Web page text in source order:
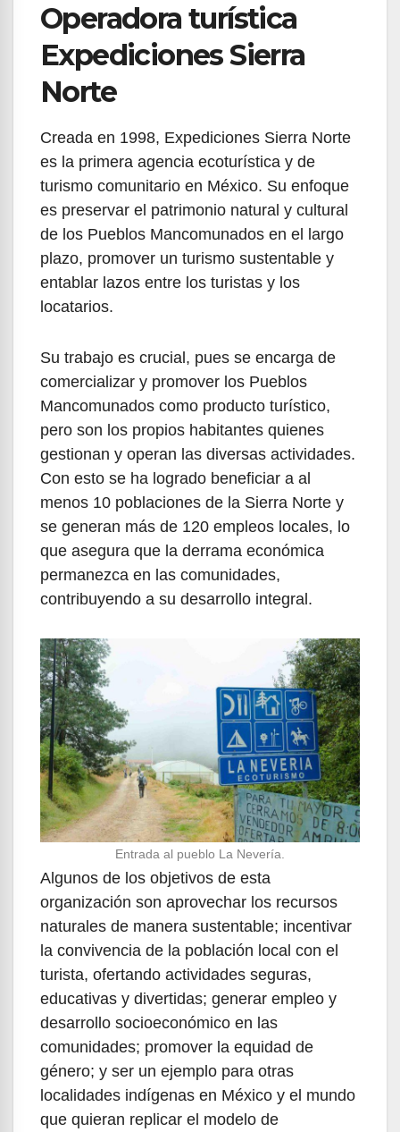
Operadora turística
Expediciones Sierra
Norte
Creada en 1998, Expediciones Sierra Norte
es la primera agencia ecoturística y de
turismo comunitario en México. Su enfoque
es preservar el patrimonio natural y cultural
de los Pueblos Mancomunados en el largo
plazo, promover un turismo sustentable y
entablar lazos entre los turistas y los
locatarios.
Su trabajo es crucial, pues se encarga de
comercializar y promover los Pueblos
Mancomunados como producto turístico,
pero son los propios habitantes quienes
gestionan y operan las diversas actividades.
Con esto se ha logrado beneficiar a al
menos 10 poblaciones de la Sierra Norte y
se generan más de 120 empleos locales, lo
que asegura que la derrama económica
permanezca en las comunidades,
contribuyendo a su desarrollo integral.
Entrada al pueblo La Nevería.
Algunos de los objetivos de esta
organización son aprovechar los recursos
naturales de manera sustentable; incentivar
la convivencia de la población local con el
turista, ofertando actividades seguras,
educativas y divertidas; generar empleo y
desarrollo socioeconómico en las
comunidades; promover la equidad de
género; y ser un ejemplo para otras
localidades indígenas en México y el mundo
que quieran replicar el modelo de